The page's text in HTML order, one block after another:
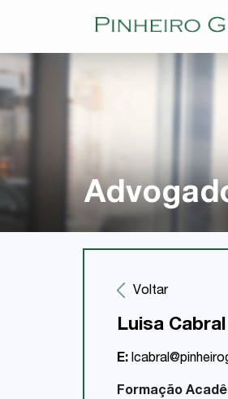
Voltar
Luisa
E:
Formação